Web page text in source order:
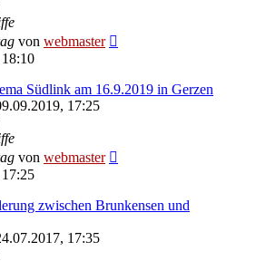
von webmaster
Südlink am 16.9.2019 in Gerzen
17:25
von webmaster
zwischen Brunkensen und
17:35